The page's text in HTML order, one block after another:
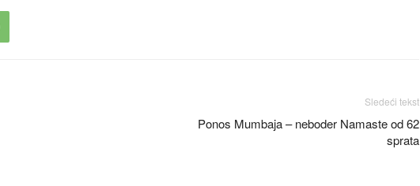
Sledeći tekst
Ponos Mumbaja – neboder Namaste od 62
sprata